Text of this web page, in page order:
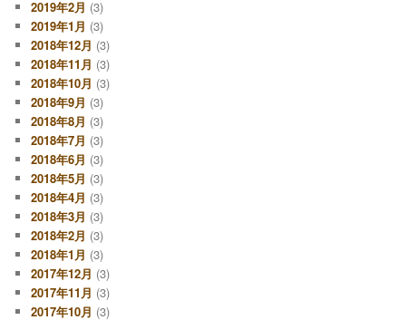
2019年2月 (3)
2019年1月 (3)
2018年12月 (3)
2018年11月 (3)
2018年10月 (3)
2018年9月 (3)
2018年8月 (3)
2018年7月 (3)
2018年6月 (3)
2018年5月 (3)
2018年4月 (3)
2018年3月 (3)
2018年2月 (3)
2018年1月 (3)
2017年12月 (3)
2017年11月 (3)
2017年10月 (3)